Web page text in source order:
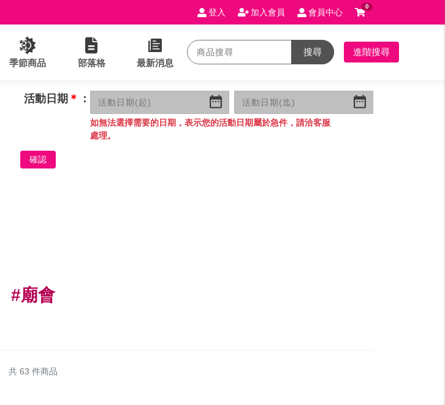
登入 加入會員 會員中心
0
季節商品 部落格 最新消息
搜尋 進階搜尋
活動日期 ＊ ：
如無法選擇需要的日期，表示您的活動日期屬於急件，請洽客服
處理。
確認
#廟會
共 63 件商品